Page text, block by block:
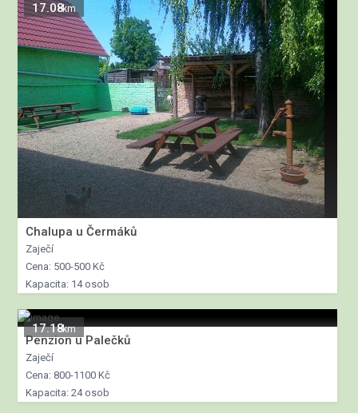
17.08km
Chalupa u Čermáků
Zaječí
Cena: 500-500 Kč
Kapacita: 14 osob
17.18km
Penzion u Palečků
Zaječí
Cena: 800-1100 Kč
Kapacita: 24 osob